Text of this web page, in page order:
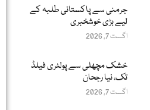
جرمنی سے پاکستانی طلبہ کے
لیے بڑی خوشخبری
اگست 7, 2026
خشک مچھلی سے پولٹری فیلڈ
تک، نیا رجحان
اگست 7, 2026